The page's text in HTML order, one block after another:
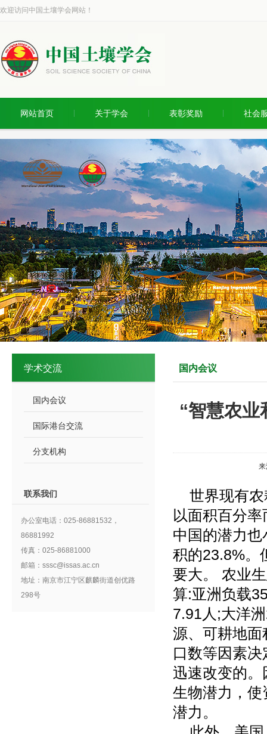
欢迎访问中国土壤学会网站！
网站首页 关于学会 表彰奖励 社会
学术交流
国内会议
国际港台交流
分支机构
联系我们
办公室电话：025-86881532，
86881992
传真：025-86881000
邮箱：sssc@issas.ac.cn
地址：南京市江宁区麒麟街道创优路
298号
国内会议
“智慧农业
世界现有
以面积百分
中国的潜力
积的23.8%。
要大。 农业
算:亚洲负载
7.91人;大洋
源、可耕地
口数等因素
迅速改变的
生物潜力，
潜力。